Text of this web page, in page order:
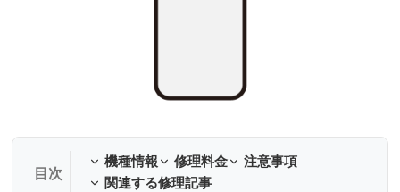
機種情報 修理料金
注意事項
関連する修理記事